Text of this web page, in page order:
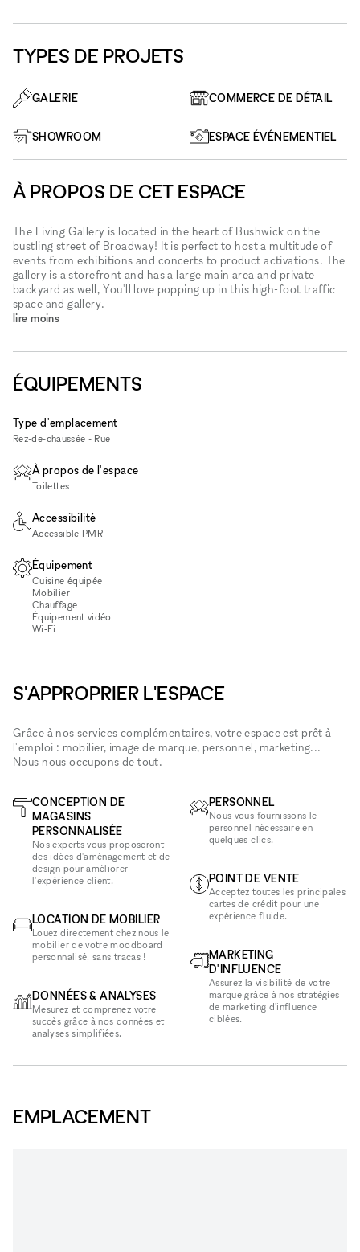
TYPES DE PROJETS
GALERIE COMMERCE DE DÉTAIL
SHOWROOM ESPACE ÉVÉNEMENTIEL
À PROPOS DE CET ESPACE
The Living Gallery is located in the heart of Bushwick on the
bustling street of Broadway! It is perfect to host a multitude of
events from exhibitions and concerts to product activations. The
gallery is a storefront and has a large main area and private
backyard as well, You'll love popping up in this high-foot traffic
space and gallery.
lire moins
ÉQUIPEMENTS
Type d'emplacement
Rez-de-chaussée - Rue
À propos de l'espace
Toilettes
Accessibilité
Accessible PMR
Équipement
Cuisine équipée
Mobilier
Chauffage
Équipement vidéo
Wi‑Fi
S'APPROPRIER L'ESPACE
Grâce à nos services complémentaires, votre espace est prêt à
l'emploi : mobilier, image de marque, personnel, marketing...
Nous nous occupons de tout.
CONCEPTION DE
MAGASINS
PERSONNALISÉE
Nos experts vous proposeront
des idées d'aménagement et de
design pour améliorer
l'expérience client.
LOCATION DE MOBILIER
Louez directement chez nous le
mobilier de votre moodboard
personnalisé, sans tracas !
DONNÉES & ANALYSES
Mesurez et comprenez votre
succès grâce à nos données et
analyses simplifiées.
PERSONNEL
Nous vous fournissons le
personnel nécessaire en
quelques clics.
POINT DE VENTE
Acceptez toutes les principales
cartes de crédit pour une
expérience fluide.
MARKETING
D'INFLUENCE
Assurez la visibilité de votre
marque grâce à nos stratégies
de marketing d'influence
ciblées.
EMPLACEMENT